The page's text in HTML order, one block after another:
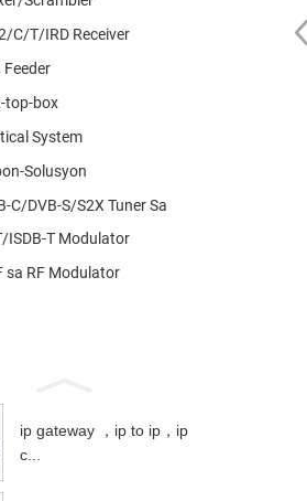
C/T/IRD Receiver
top-box
System
Solusyon
C/DVB-S/S2X Tuner Sa
ISDB-T Modulator
sa RF Modulator
ip gateway ，ip to ip，ip
c...